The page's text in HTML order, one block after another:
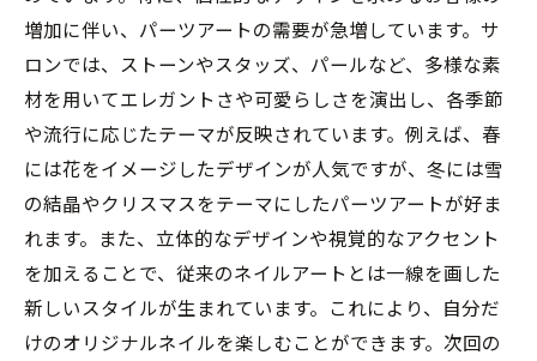
増加に伴い、パーツアートの需要が急増しています。サ
ロンでは、ストーンやスタッズ、パールなど、多様な素
材を用いてエレガントさや可愛らしさを演出し、各季節
や流行に応じたテーマが反映されています。例えば、春
には花をイメージしたデザインが人気ですが、冬には雪
の結晶やクリスマスをテーマにしたパーツアートが好ま
れます。また、立体的なデザインや視覚的なアクセント
を加えることで、従来のネイルアートとは一線を画した
新しいスタイルが生まれています。これにより、自分だ
けのオリジナルネイルを楽しむことができます。次回の